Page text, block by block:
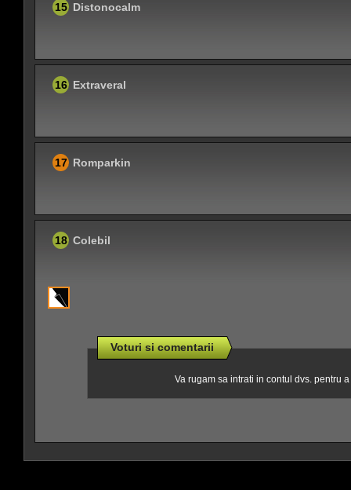
15 Distonocalm
16 Extraveral
17 Romparkin
18 Colebil
Voturi si comentarii
Va rugam sa intrati in contul dvs. pentru